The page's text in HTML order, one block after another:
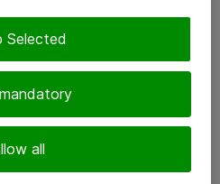
opastusta
käyttöön sekä
tekemiseen. Pilvisiirtymän
all
Selected